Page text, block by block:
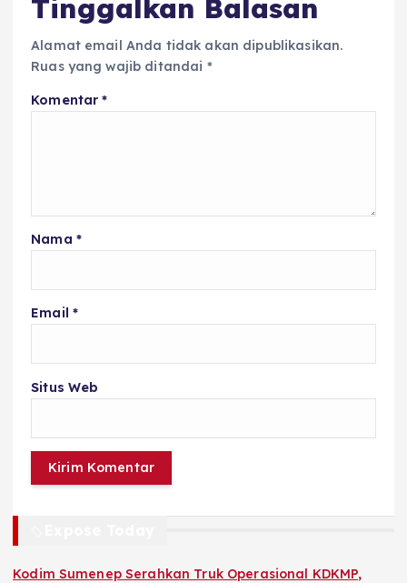
Tinggalkan Balasan
Alamat email Anda tidak akan dipublikasikan.
Ruas yang wajib ditandai *
Komentar*
Nama *
Email *
Situs Web
Kodim Sumenep Serahkan Truk Operasional KDKMP,